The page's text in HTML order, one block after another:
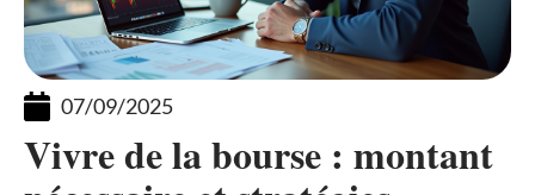
07/09/2025
Vivre de la bourse : montant